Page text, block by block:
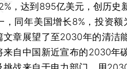
，达到895亿美元，创历史
，同年美国增长8%，投资额
章展望了至2030年的清洁
自中国新近宣布的2030年